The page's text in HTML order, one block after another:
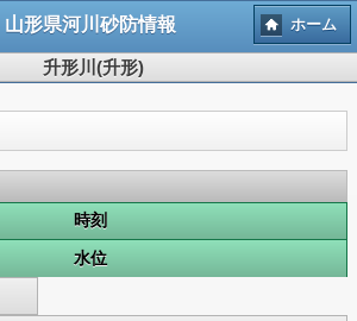
山形県河川砂防情報 ホーム
升形川(升形)
時刻
水位